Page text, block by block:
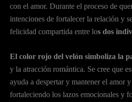
con el amor. Durante el proceso de
intenciones de fortalecer la relación y
felicidad compartida entre los dos
El color rojo del velón simboliza la
y la atracción romántica. Se cree que
ayuda a despertar y mantener el amor
fortaleciendo los lazos emocionales y